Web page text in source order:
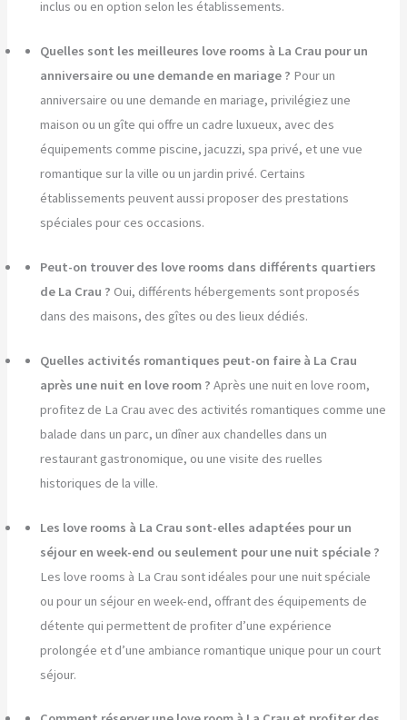
inclus ou en option selon les établissements.
Quelles sont les meilleures love rooms à La Crau pour un
anniversaire ou une demande en mariage ? Pour un
anniversaire ou une demande en mariage, privilégiez une
maison ou un gîte qui offre un cadre luxueux, avec des
équipements comme piscine, jacuzzi, spa privé, et une vue
romantique sur la ville ou un jardin privé. Certains
établissements peuvent aussi proposer des prestations
spéciales pour ces occasions.
Peut-on trouver des love rooms dans différents quartiers
de La Crau ? Oui, différents hébergements sont proposés
dans des maisons, des gîtes ou des lieux dédiés.
Quelles activités romantiques peut-on faire à La Crau
après une nuit en love room ? Après une nuit en love room,
profitez de La Crau avec des activités romantiques comme une
balade dans un parc, un dîner aux chandelles dans un
restaurant gastronomique, ou une visite des ruelles
historiques de la ville.
Les love rooms à La Crau sont-elles adaptées pour un
séjour en week-end ou seulement pour une nuit spéciale ?
Les love rooms à La Crau sont idéales pour une nuit spéciale
ou pour un séjour en week-end, offrant des équipements de
détente qui permettent de profiter d’une expérience
prolongée et d’une ambiance romantique unique pour un court
séjour.